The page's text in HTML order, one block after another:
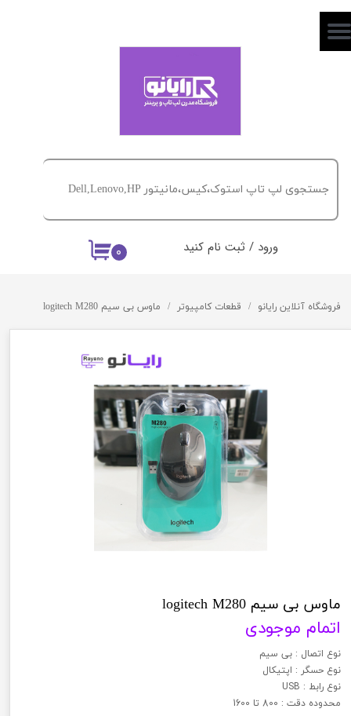
۰ ورود / ثبت نام کنید
حساب کاربری من
خروج از حساب کاربری
فروشگاه آنلاین رایانو قطعات کامپیوتر ماوس بی سیم logitech M280
ماوس بی سیم logitech M280
اتمام موجودی
نوع اتصال : بی سیم
نوع حسگر : اپتیکال
نوع رابط : USB
محدوده دقت : 800 تا 1600